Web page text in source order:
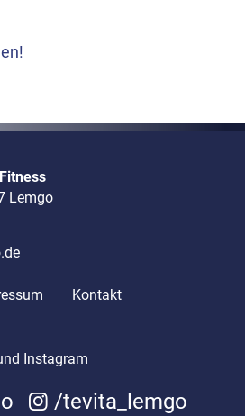
Lemgo
Kontakt
Instagram
/tevita_lemgo